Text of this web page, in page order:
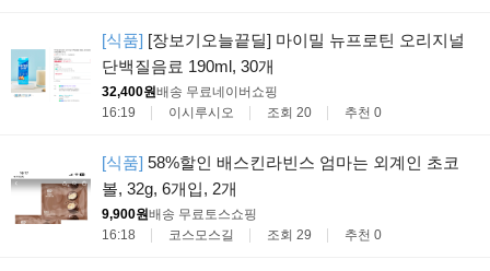
[식품] [장보기오늘끝딜] 마이밀 뉴프로틴 오리지널
단백질음료 190ml, 30개
32,400원배송 무료네이버쇼핑
16:19
이시루시오 조회 20 추천 0
[식품] 58%할인 배스킨라빈스 엄마는 외계인 초코
볼, 32g, 6개입, 2개
9,900원배송 무료토스쇼핑
16:18
코스모스길 조회 29 추천 0